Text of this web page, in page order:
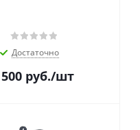
Достаточно
руб./шт